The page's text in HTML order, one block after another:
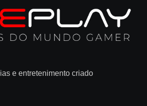
e entretenimento criado